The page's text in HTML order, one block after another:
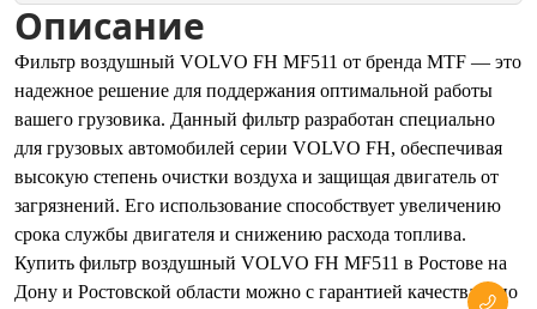
Описание
Фильтр воздушный VOLVO FH MF511 от бренда MTF — это
надежное решение для поддержания оптимальной работы
вашего грузовика. Данный фильтр разработан специально
для грузовых автомобилей серии VOLVO FH, обеспечивая
высокую степень очистки воздуха и защищая двигатель от
загрязнений. Его использование способствует увеличению
срока службы двигателя и снижению расхода топлива.
Купить фильтр воздушный VOLVO FH MF511 в Ростове на
Дону и Ростовской области можно с гарантией качества и по